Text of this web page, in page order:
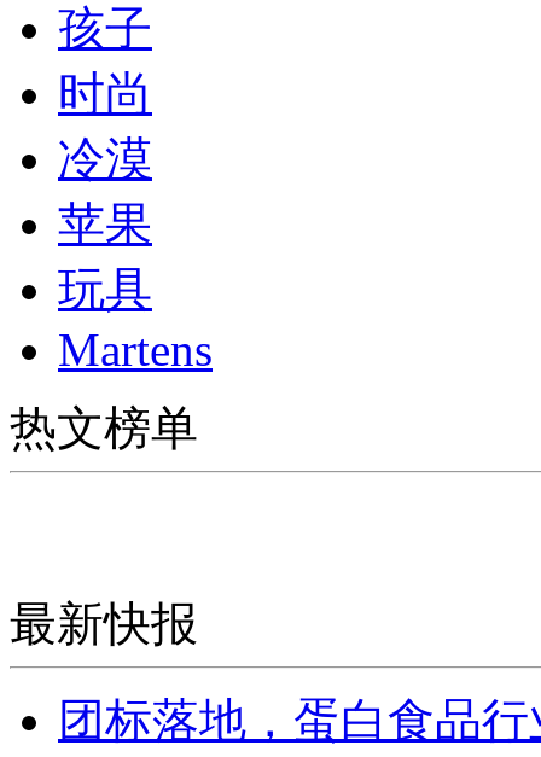
孩子
时尚
冷漠
苹果
玩具
Martens
热文榜单
最新快报
团标落地，蛋白食品